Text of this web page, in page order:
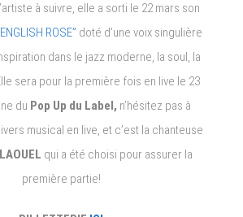
Concerts
à
voir
à suivre, elle a sorti le 22 mars son
ROSE” doté d’une voix singulière
dans le jazz moderne, la soul, la
sera pour la première fois en live le 23
du Pop Up du Label, n’hésitez pas à
musical en live, et c’est la chanteuse
qui a été choisi pour assurer la
première partie!